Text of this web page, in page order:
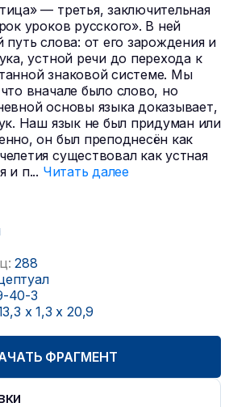
— третья, заключительная
уроков русского». В ней
путь слова: от его зарождения и
устной речи до перехода к
знаковой системе. Мы
вначале было слово, но
основы языка доказывает,
Наш язык не был придуман или
он был преподнесён как
существовал как устная
и п... Читать далее
288
40-3
x 1,3 x 20,9
ФРАГМЕНТ